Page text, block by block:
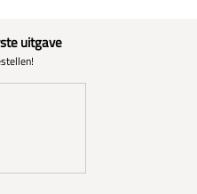
uitgave